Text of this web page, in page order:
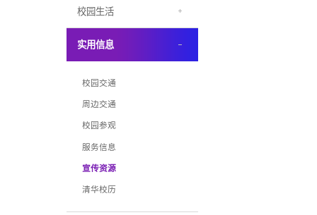
校园生活
实用信息
校园交通
周边交通
校园参观
服务信息
宣传资源
清华校历